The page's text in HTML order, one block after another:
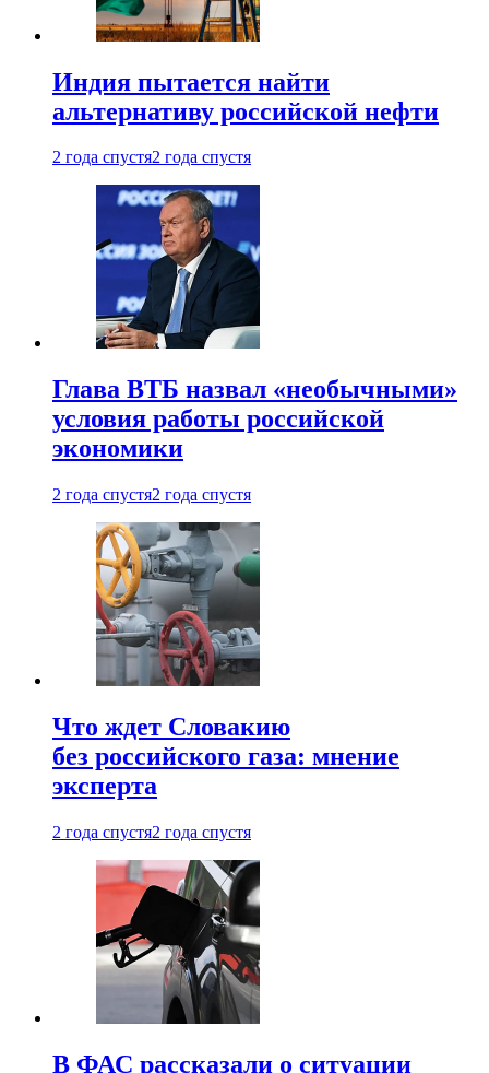
Индия пытается найти
альтернативу российской нефти
2 года спустя2 года спустя
Глава ВТБ назвал «необычными»
условия работы российской
экономики
2 года спустя2 года спустя
Что ждет Словакию
без российского газа: мнение
эксперта
2 года спустя2 года спустя
В ФАС рассказали о ситуации